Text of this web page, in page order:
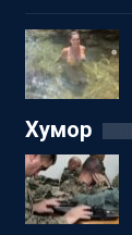
Хумор